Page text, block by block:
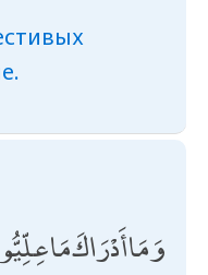
وَمَا أَدْرَاكَ مَا